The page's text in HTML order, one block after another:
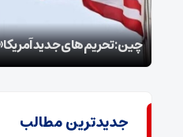
چین: تحریم‌های جدید
جدیدترین مطالب